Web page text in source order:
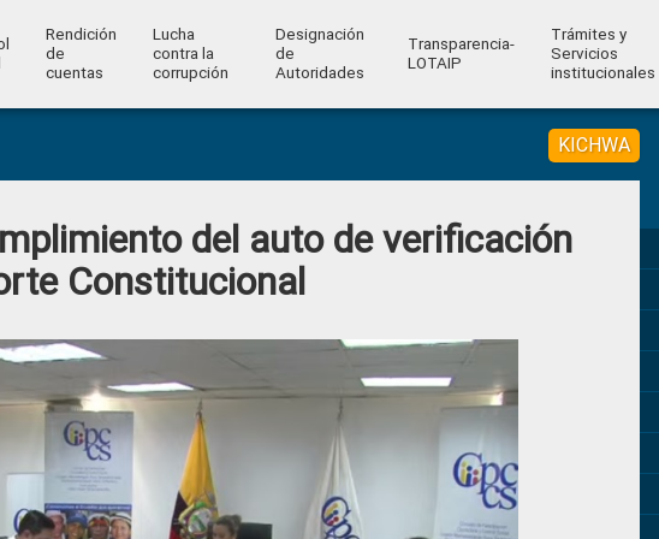
Rendición
de
cuentas
Lucha
contra la
corrupción
Designación
de
Autoridades
Transparencia-
LOTAIP
Trámites y
Servicios
institucionales
KICHWA
del auto de verificación
Constitucional